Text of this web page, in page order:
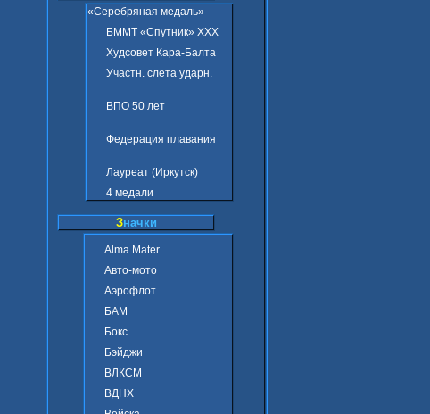
«Серебряная медаль»
БММТ «Спутник» ХХХ
Худсовет Кара-Балта
Участн. слета ударн.
ВПО 50 лет
Федерация плавания
Лауреат (Иркутск)
4 медали
Значки
Alma Mater
Авто-мото
Аэрофлот
БАМ
Бокс
Бэйджи
ВЛКСМ
ВДНХ